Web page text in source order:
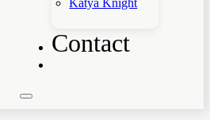
Katya Knight
Contact